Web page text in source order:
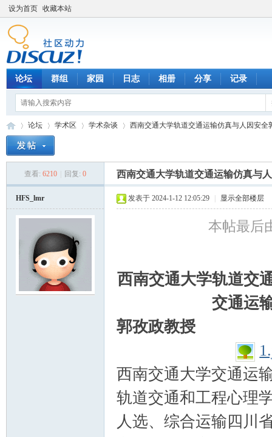
设为首页 收藏本站
论坛 群组 家园 日志 相册 分享 记录
论坛
›
学术区
›
学术杂谈
›
西南交通大学轨道交通运输仿真与人因安全
查看: 6210 回复: 0 西南交通大学轨道交通运输仿真与
HFS_lmr 发表于 2024-1-12 12:05:29 显示全部楼层
本帖最后
西南交通大学轨道交
交通运
郭孜政教授
西南交通大学交通运
轨道交通和工程心理
人选、综合运输四川